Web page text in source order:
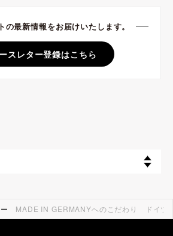
の最新情報をお届けいたします。
スレター登録はこちら
MADE IN GERMANYへのこだわり ドイツ